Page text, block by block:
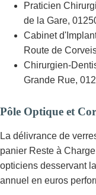
Praticien
de la Gare,
Cabinet
Route de
Chirurgien-
Grande Rue,
Pôle Optique et
La délivrance de
panier Reste à
opticiens desservant
annuel en euros